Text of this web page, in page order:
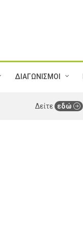
ΔΙΑΓΩΝΙΣΜΟΙ
Δείτε εδώ